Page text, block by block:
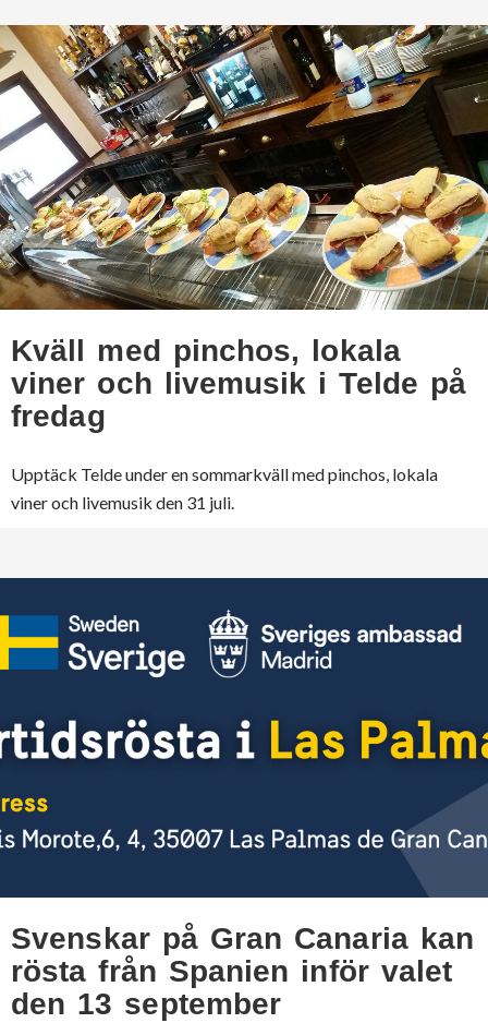
Kväll med pinchos, lokala
viner och livemusik i Telde på
fredag
Upptäck Telde under en sommarkväll med pinchos, lokala
viner och livemusik den 31 juli.
Svenskar på Gran Canaria kan
rösta från Spanien inför valet
den 13 september